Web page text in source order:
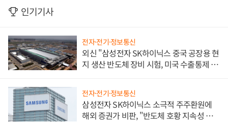
인기기사
전자·전기·정보통신
외신 "삼성전자 SK하이닉스 중국 공장용 현
지 생산 반도체 장비 시험, 미국 수출통제 대
전자·전기·정보통신
삼성전자 SK하이닉스 소극적 주주환원에
해외 증권가 비판, "반도체 호황 지속성 의